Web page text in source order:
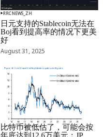
RRCNEWS_ZH
日元支持的Stablecoin无法在
Boj看到提高率的情况下更美
好
August 31, 2025
RRCNEWS_ZH
比特币被低估了，可能会按
年底达到12.6万美元：JP